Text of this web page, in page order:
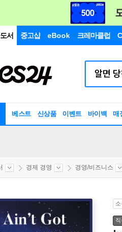
서 중고샵 eBook 크레마클럽
베스트 신상품 이벤트 바이백 매
경제 경영 경영/비즈니스